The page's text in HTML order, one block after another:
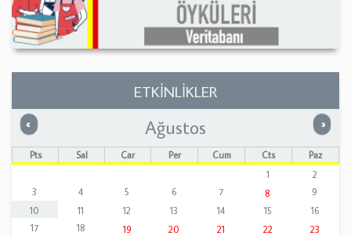
ETKİNLİKLER
« Önceki »
Ağustos
Pts Sal Çar Per Cum Cts
Paz
1
2
3
4 5 6 7 8
9
10
11 12 13 14 15
16
17
18 19 20 21 22
23